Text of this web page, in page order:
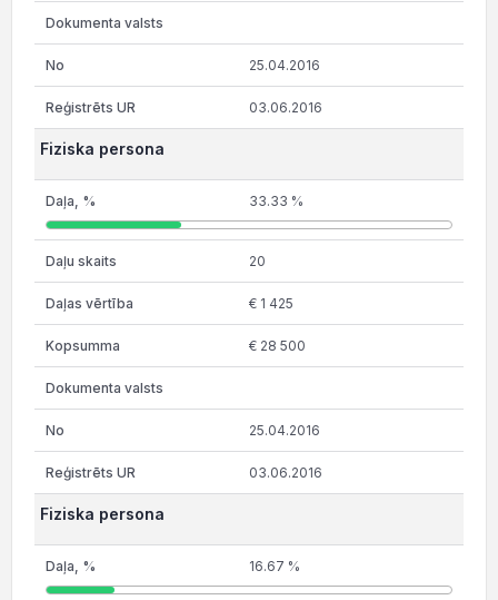
25.04.2016
03.06.2016
Fiziska persona
33.33 %
20
€ 1 425
€ 28 500
25.04.2016
03.06.2016
Fiziska persona
16.67 %